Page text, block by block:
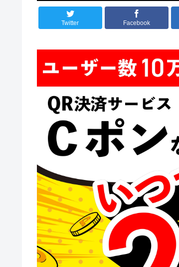
Twitter Facebook